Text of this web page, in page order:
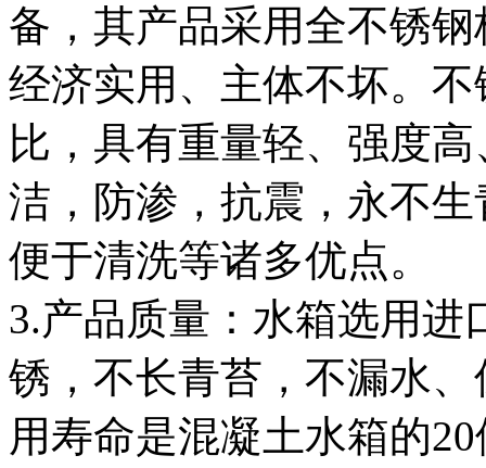
备，其产品采用全不锈
经济实用、主体不坏。
比，具有重量轻、强度
洁，防渗，抗震，永不
便于清洗等诸多优点。
3.产品质量：水箱选用进
锈，不长青苔，不漏水
用寿命是混凝土水箱的